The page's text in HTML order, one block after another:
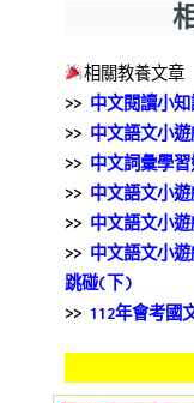
相關教養文章
>> 中文閱讀小
>> 中文語文小
>>中文詞彙學習
>> 中文語文小
>> 中文語文小
>> 中文語文小
跳碰(下)
>> 112年會考國